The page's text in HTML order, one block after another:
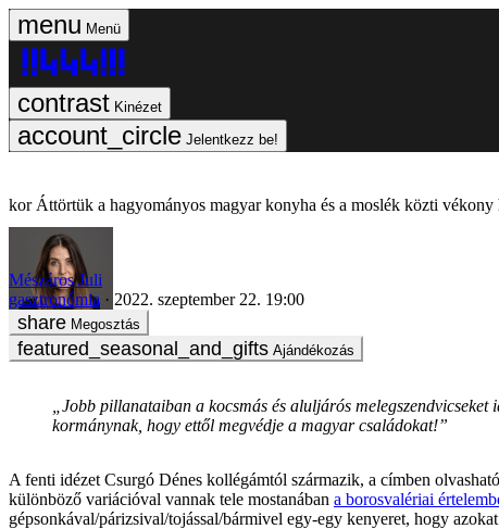
Menü
Kinézet
Jelentkezz be!
Áttörtük a hagyományos magyar konyha és a moslék közti vékony
Mészáros Juli
gasztronómia
2022. szeptember 22. 19:00
Megosztás
Ajándékozás
„Jobb pillanataiban a kocsmás és aluljárós
kormánynak, hogy ettől megvédje a magyar családokat!”
A fenti idézet Csurgó Dénes kollégámtól származik, a címben
különböző variációval vannak tele mostanában a borosvalériai
gépsonkával/párizsival/tojással/bármivel egy-egy kenyeret, hogy